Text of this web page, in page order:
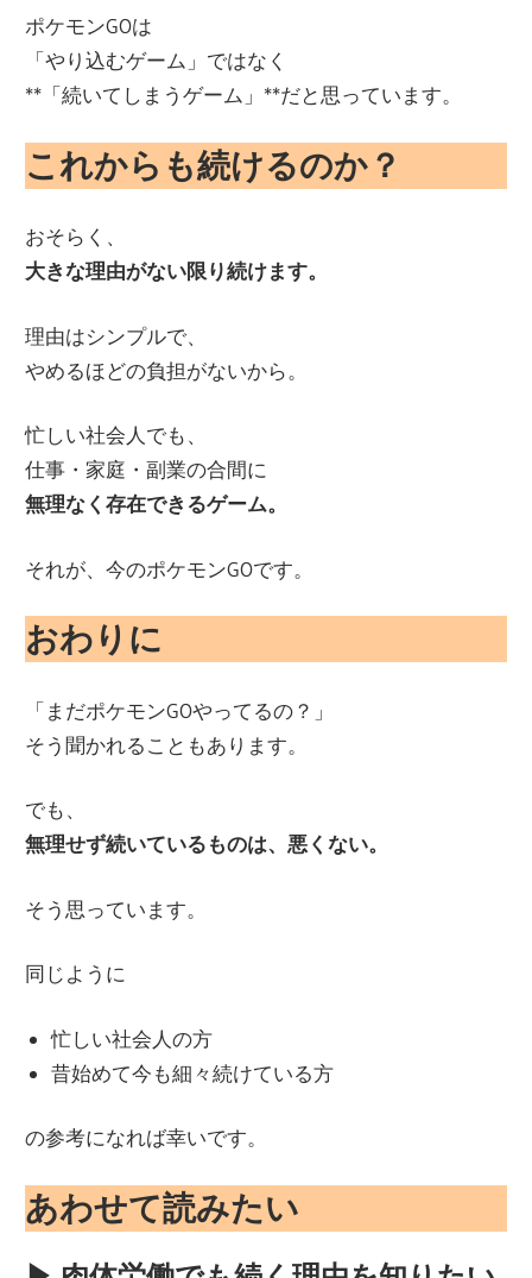
ポケモンGOは
「やり込むゲーム」ではなく
**「続いてしまうゲーム」**だと思っています。
これからも続けるのか？
おそらく、
大きな理由がない限り続けます。
理由はシンプルで、
やめるほどの負担がないから。
忙しい社会人でも、
仕事・家庭・副業の合間に
無理なく存在できるゲーム。
それが、今のポケモンGOです。
おわりに
「まだポケモンGOやってるの？」
そう聞かれることもあります。
でも、
無理せず続いているものは、悪くない。
そう思っています。
同じように
忙しい社会人の方
昔始めて今も細々続けている方
の参考になれば幸いです。
あわせて読みたい